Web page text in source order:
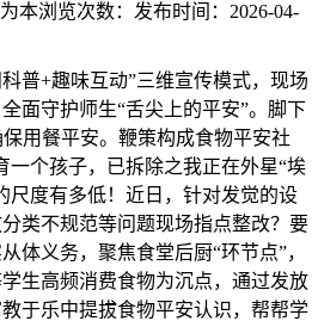
本浏览次数： 发布时间： 2026-04-
+趣味互动”三维宣传模式，现场
面守护师生“舌尖上的平安”。脚下
用餐平安。鞭策构成食物平安社
一个孩子，已拆除之我正在外星“埃
尺度有多低！近日，针对发觉的设
类不规范等问题现场指点整改？要
体义务，聚焦食堂后厨“环节点”，
生高频消费食物为沉点，通过发放
于乐中提拔食物平安认识，帮帮学